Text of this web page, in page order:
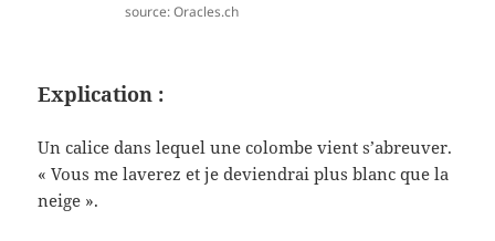
source: Oracles.ch
Explication :
Un calice dans lequel une colombe vient s’abreuver.
« Vous me laverez et je deviendrai plus blanc que la
neige ».